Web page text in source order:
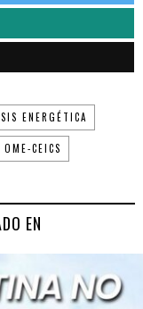
ENERGÉTICA
OME-CEICS
EN